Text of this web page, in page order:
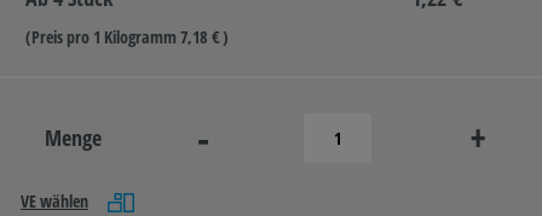
(Preis pro 1 Kilogramm 7,18 € )
Menge - +
VE wählen